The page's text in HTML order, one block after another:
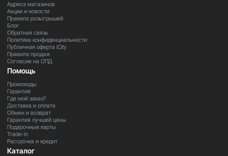
Адреса магазинов
Акции и новости
Правила розыгрышей
Блог
Обратная связь
Политика конфиденциальности
Публичная оферта iCity
Правила продаж
Согласие на ОПД
Помощь
Промокоды
Гарантия
Где мой заказ?
Доставка и оплата
Обмен и возврат
Гарантия лучшей цены
Подарочные карты
Trade-in
Рассрочка и кредит
Каталог